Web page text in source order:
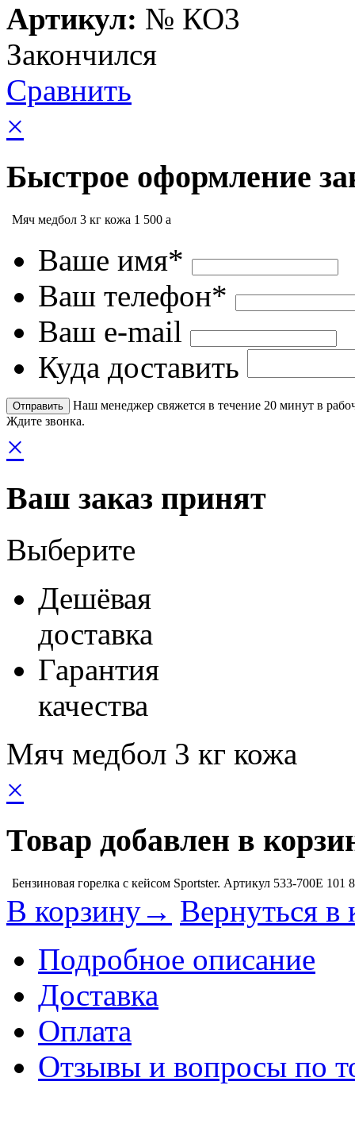
Артикул: № КО3
Закончился
Сравнить
×
Быстрое оформление
Мяч медбол 3 кг кожа 1 500 a
Ваше имя*
Ваш телефон*
Ваш e-mail
Куда доставить
Наш менеджер свяжется в течение 20 минут в
Ждите звонка.
×
Ваш заказ принят
Выберите
Дешёвая
доставка
Гарантия
качества
Мяч медбол 3 кг кожа
×
Товар добавлен в
Бензиновая горелка с кейсом Sportster. Артикул 533-700E 101
В корзину→ Вернуться в
Подробное описание
Доставка
Оплата
Отзывы и вопросы по